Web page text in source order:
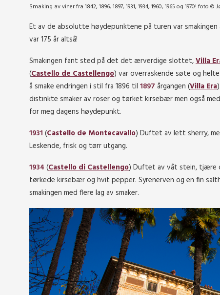
Smaking av viner fra 1842, 1896, 1897, 1931, 1934, 1960, 1965 og 1970! foto ©
Et av de absolutte høydepunktene på turen var
var 175 år altså!
Smakingen fant sted på det det ærverdige slottet,Villa
(Castello de Castellengo) var overraskende søte og
å smake endringen i stil fra 1896 til 1897 årgangen (Villa Era
distinkte smaker av roser og tørket kirsebær men også
for meg dagens høydepunkt.
1931 (Castello de Montecavallo) Duftet av lett sherry,
Leskende, frisk og tørr utgang.
1934 (Castello di Castellengo) Duftet av våt stein, tjære
tørkede kirsebær og hvit pepper. Syrenerven og en fin
smakingen med flere lag av smaker.